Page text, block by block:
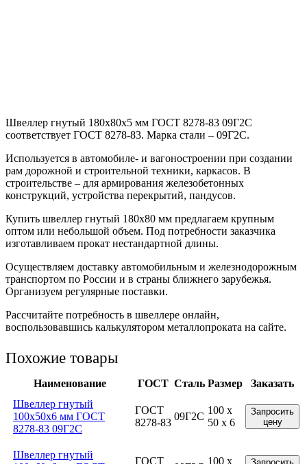
Швеллер гнутый 180x80x5 мм ГОСТ 8278-83 09Г2С
соответствует ГОСТ 8278-83. Марка стали – 09Г2С.
Используется в автомобиле- и вагоностроении при создании
рам дорожной и строительной техники, каркасов. В
строительстве – для армирования железобетонных
конструкций, устройства перекрытий, пандусов.
Купить швеллер гнутый 180х80 мм предлагаем крупным
оптом или небольшой объем. Под потребности заказчика
изготавливаем прокат нестандартной длины.
Осуществляем доставку автомобильным и железнодорожным
транспортом по России и в страны ближнего зарубежья.
Организуем регулярные поставки.
Рассчитайте потребность в швеллере онлайн,
воспользовавшись калькулятором металлопроката на сайте.
Похожие товары
Наименование ГОСТ Сталь Размер
Заказать
Швеллер гнутый
100x50x6 мм ГОСТ
8278-83 09Г2С
ГОСТ
8278-83
09Г2С
100 x
50 x 6
Запросить
цену
Швеллер гнутый
ГОСТ
100 x